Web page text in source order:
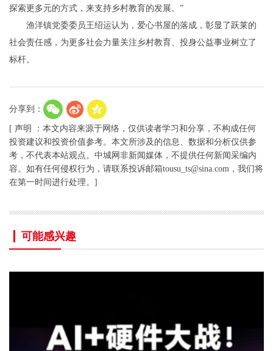
探索更多元的方式，来支持乡村教育的发展。”
渔洋镇党委委员王绍运认为，爱心书屋的落成，彰显了跃莱的
社会责任感，为更多社会力量关注乡村教育、投身公益事业树立了
标杆。
分享到：
[ 声明 ：本文内容来源于网络，仅供读者学习和分享，不构成任何
投资建议和投资价值参考。本文所涉及的信息、数据和分析仅供参
考，不代表本站观点。中城网非新闻媒体，不提供任何新闻采编内
容。如有任何侵权行为，请联系投诉邮箱tousu_ts@sina.com，我们将
在第一时间进行处理。]
可能感兴趣